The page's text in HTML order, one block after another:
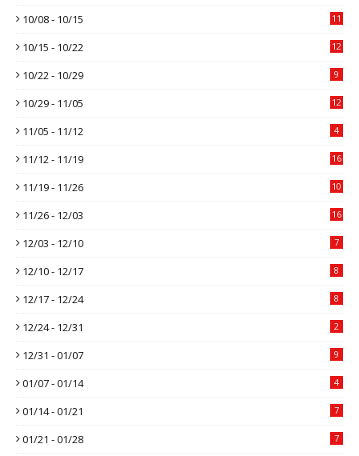
10/08 - 10/15 11
10/15 - 10/22 12
10/22 - 10/29 9
10/29 - 11/05 12
11/05 - 11/12 4
11/12 - 11/19 16
11/19 - 11/26 10
11/26 - 12/03 16
12/03 - 12/10 7
12/10 - 12/17 8
12/17 - 12/24 8
12/24 - 12/31 2
12/31 - 01/07 9
01/07 - 01/14 4
01/14 - 01/21 7
01/21 - 01/28 7